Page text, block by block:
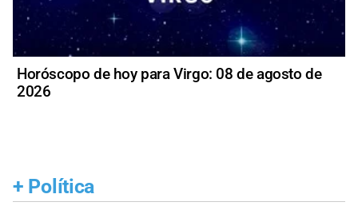
Horóscopo de hoy para Virgo: 08 de agosto de
2026
+ Política